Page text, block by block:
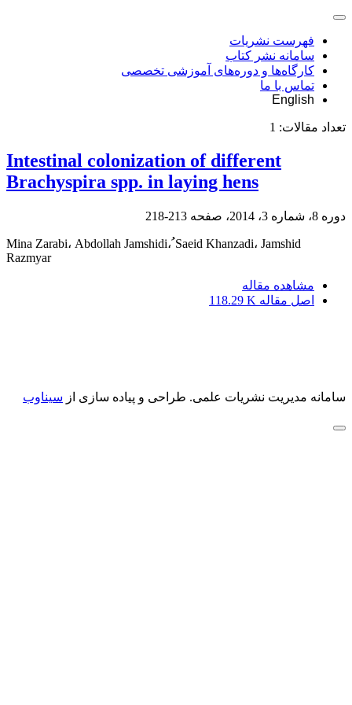
فهرست نشریات
سامانه نشر کتاب
کارگاه‌ها و دوره‌های آموزشی تخصصی
تماس با ما
English
تعداد مقالات: 1
Intestinal colonization of different
Brachyspira spp. in laying hens
دوره 8، شماره 3، 2014، صفحه 213-218
Mina Zarabi، Abdollah Jamshidi، ُSaeid Khanzadi، Jamshid
Razmyar
مشاهده مقاله
اصل مقاله 118.29 K
سامانه مدیریت نشریات علمی. طراحی و پیاده سازی از سیناوب